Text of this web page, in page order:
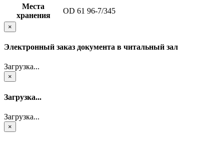
Места
хранения
OD 61 96-7/345
×
Электронный заказ документа в читальный зал
Загрузка...
×
Загрузка...
Загрузка...
×